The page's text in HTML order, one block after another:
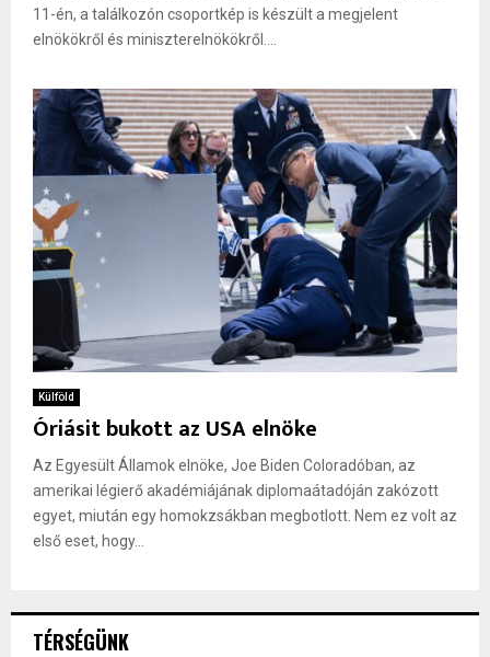
11-én, a találkozón csoportkép is készült a megjelent
elnökökről és miniszterelnökökről....
Külföld
Óriásit bukott az USA elnöke
Az Egyesült Államok elnöke, Joe Biden Coloradóban, az
amerikai légierő akadémiájának diplomaátadóján zakózott
egyet, miután egy homokzsákban megbotlott. Nem ez volt az
első eset, hogy...
TÉRSÉGÜNK